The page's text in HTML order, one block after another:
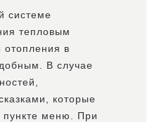
системе
тепловым
отопления в
В случае
которые
пункте меню. При